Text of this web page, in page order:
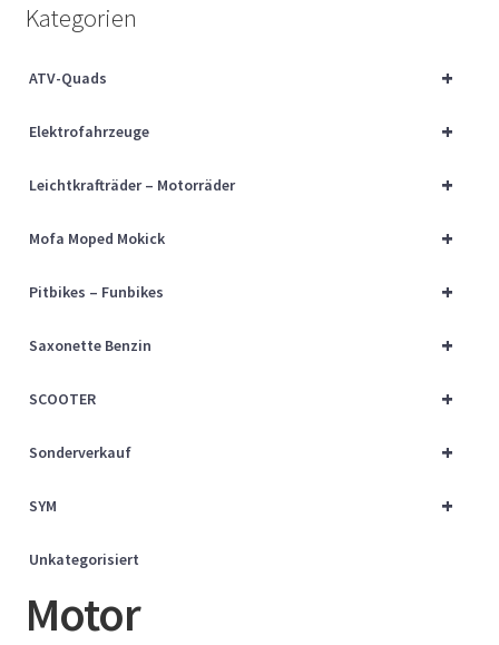
Über uns
Kategorien
+
ATV-Quads
+
Elektrofahrzeuge
+
Leichtkrafträder – Motorräder
+
Mofa Moped Mokick
+
Pitbikes – Funbikes
+
Saxonette Benzin
+
SCOOTER
+
Sonderverkauf
+
SYM
Unkategorisiert
Motor